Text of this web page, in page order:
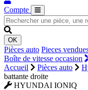
Compte
OK
Pièces auto Pieces
Boîte de vitesse occasion
Accueil
Pièces auto
battante droite
HYUNDAI IONIQ